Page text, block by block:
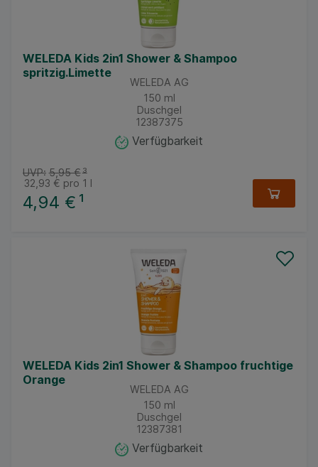
WELEDA Kids 2in1 Shower & Shampoo
spritzig.Limette
WELEDA AG
150 ml
Duschgel
12387375
Verfügbarkeit
4,94 € ¹
UVP: 5,95 €³
32,93 € pro 1 l
WELEDA Kids 2in1 Shower & Shampoo fruchtige
Orange
WELEDA AG
150 ml
Duschgel
12387381
Verfügbarkeit